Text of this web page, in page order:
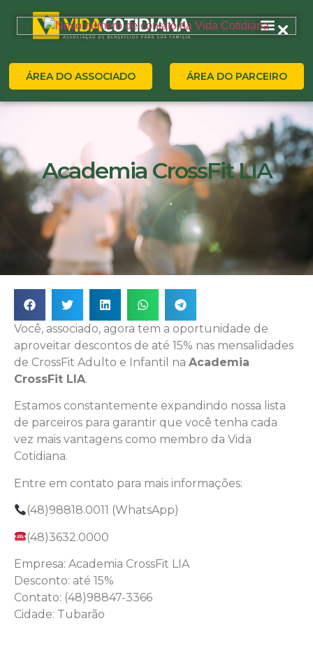
ÁREA DO ASSOCIADO ÁREA DO PARCEIRO
Academia CrossFit LIA
Você, associado, agora tem a oportunidade de
aproveitar descontos de até 15% nas mensalidades
de CrossFit Adulto e Infantil na Academia
CrossFit LIA.
Estamos constantemente expandindo nossa lista
de parceiros para garantir que você tenha cada
vez mais vantagens como membro da Vida
Cotidiana.
Entre em contato para mais informações:
(48)98818.0011 (WhatsApp)
(48)3632.0000
Empresa: Academia CrossFit LIA
Desconto: até 15%
Contato: (48)98847-3366
Cidade: Tubarão